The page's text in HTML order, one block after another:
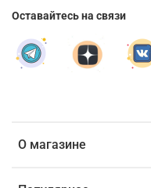
О магазине
Оставайтесь на связи